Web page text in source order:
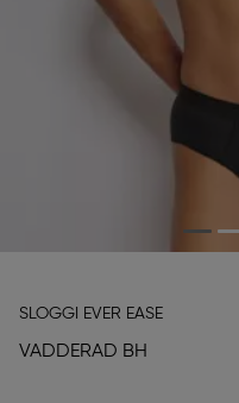
SLOGGI EVER EASE
VADDERAD BH